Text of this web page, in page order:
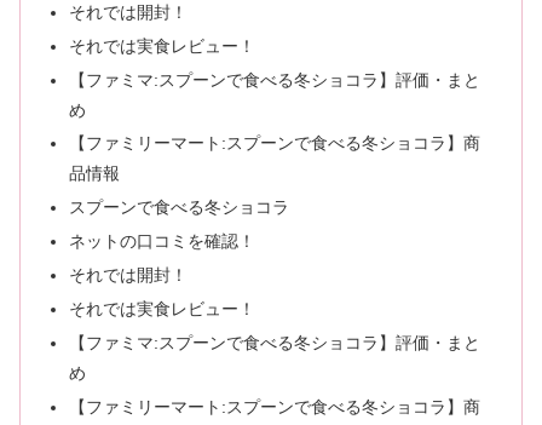
それでは開封！
それでは実食レビュー！
【ファミマ:スプーンで食べる冬ショコラ】評価・まと
め
【ファミリーマート:スプーンで食べる冬ショコラ】商
品情報
スプーンで食べる冬ショコラ
ネットの口コミを確認！
それでは開封！
それでは実食レビュー！
【ファミマ:スプーンで食べる冬ショコラ】評価・まと
め
【ファミリーマート:スプーンで食べる冬ショコラ】商